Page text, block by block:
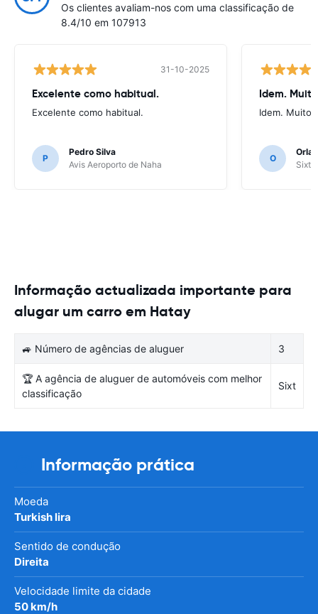
Os clientes avaliam-nos com uma classificação de
8.4/10 em 107913
31-10-2025
Excelente como habitual.
Excelente como habitual.
P
Pedro Silva
Avis Aeroporto de Naha
Idem.
Idem. Muito
O
Sixt
Informação actualizada importante para
alugar um carro em Hatay
🚙 Número de agências de aluguer 3
🏆 A agência de aluguer de automóveis com melhor
classificação
Sixt
Informação prática
Moeda
Turkish lira
Sentido de condução
Direita
Velocidade limite da cidade
50 km/h